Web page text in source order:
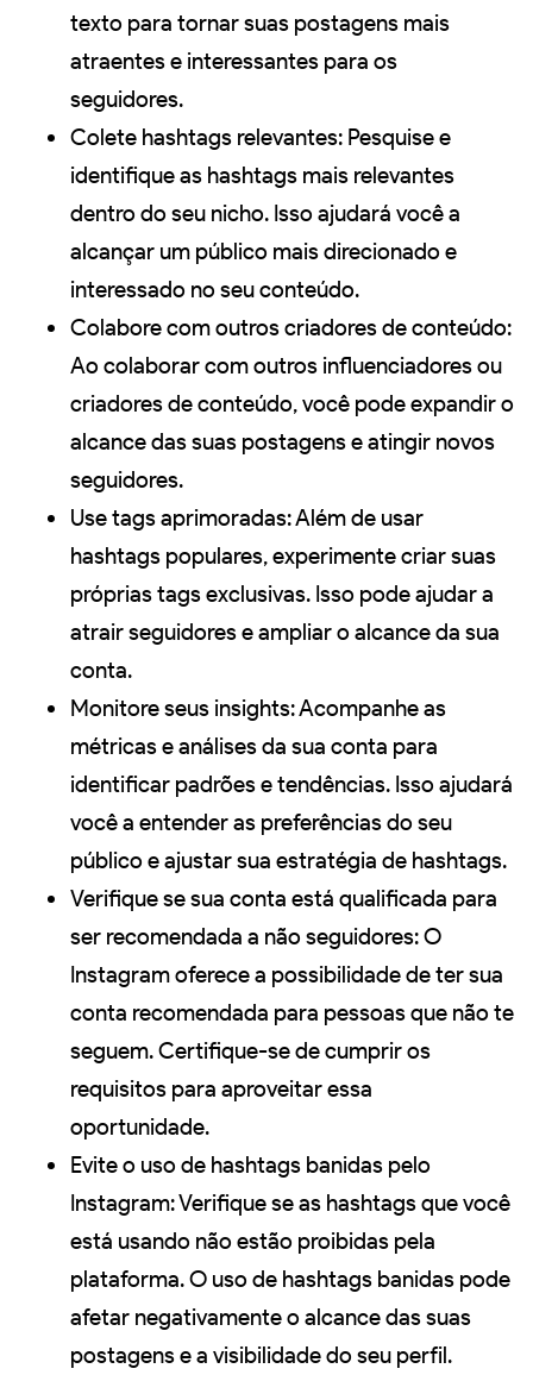
texto para tornar suas postagens mais
atraentes e interessantes para os
seguidores.
Colete hashtags relevantes: Pesquise e
identifique as hashtags mais relevantes
dentro do seu nicho. Isso ajudará você a
alcançar um público mais direcionado e
interessado no seu conteúdo.
Colabore com outros criadores de conteúdo:
Ao colaborar com outros influenciadores ou
criadores de conteúdo, você pode expandir o
alcance das suas postagens e atingir novos
seguidores.
Use tags aprimoradas: Além de usar
hashtags populares, experimente criar suas
próprias tags exclusivas. Isso pode ajudar a
atrair seguidores e ampliar o alcance da sua
conta.
Monitore seus insights: Acompanhe as
métricas e análises da sua conta para
identificar padrões e tendências. Isso ajudará
você a entender as preferências do seu
público e ajustar sua estratégia de hashtags.
Verifique se sua conta está qualificada para
ser recomendada a não seguidores: O
Instagram oferece a possibilidade de ter sua
conta recomendada para pessoas que não te
seguem. Certifique-se de cumprir os
requisitos para aproveitar essa
oportunidade.
Evite o uso de hashtags banidas pelo
Instagram: Verifique se as hashtags que você
está usando não estão proibidas pela
plataforma. O uso de hashtags banidas pode
afetar negativamente o alcance das suas
postagens e a visibilidade do seu perfil.